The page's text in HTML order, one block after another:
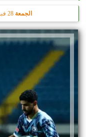
الجمعة 28 فبراير 2025